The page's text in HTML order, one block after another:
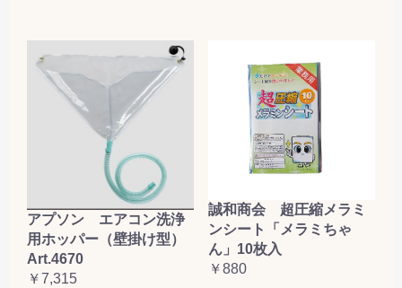
アプソン エアコン洗浄
用ホッパー（壁掛け型）
Art.4670
￥7,315
誠和商会 超圧縮メラミ
ンシート「メラミちゃ
ん」10枚入
￥880